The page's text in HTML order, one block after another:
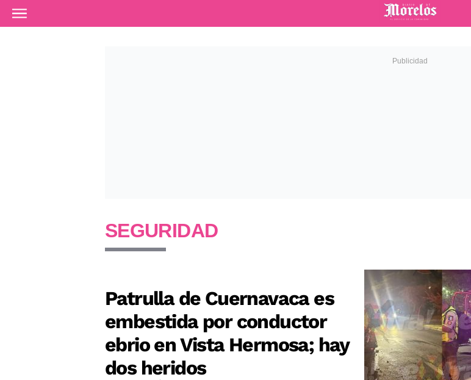
Ir al contenido principal
Diario de Morelos
SEGURIDAD
Patrulla de Cuernavaca es
embestida por conductor
ebrio en Vista Hermosa; hay
dos heridos